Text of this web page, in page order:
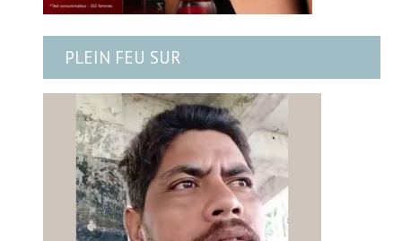
PLEIN FEU SUR